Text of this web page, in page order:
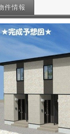
件情報